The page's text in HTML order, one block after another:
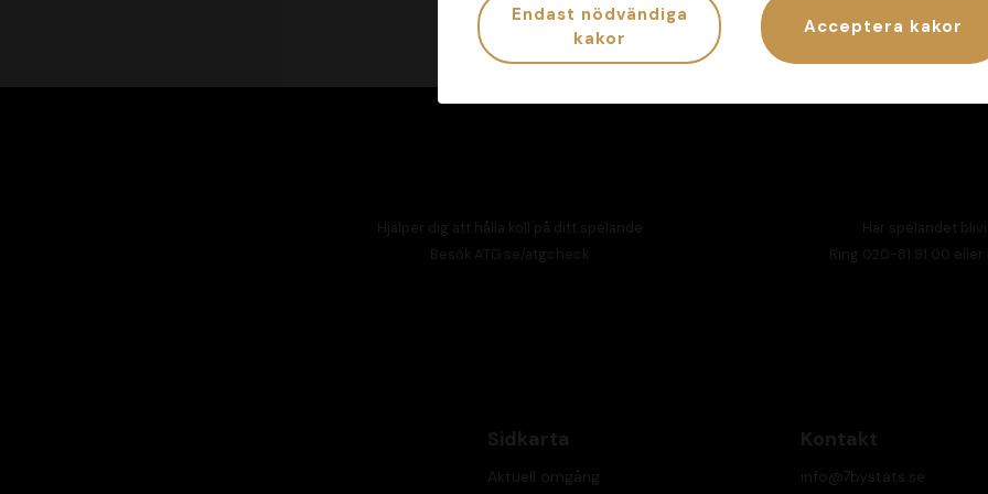
Hjälper dig att hålla koll på ditt spelande
Besök ATG.se/atgcheck
Har spelandet
Ring 020-81 91 00 eller
Sidkarta
Aktuell omgång
Kontakt
info@7bystats.se
Endast nödvändiga
kakor
Acceptera kakor